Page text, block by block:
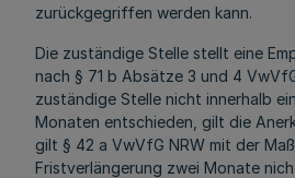
zurückgegriffen werden kann.
Die zuständige Stelle stellt eine
nach § 71 b Absätze 3 und 4
zuständige Stelle nicht innerhalb
Monaten entschieden, gilt die
gilt § 42 a VwVfG NRW mit der
Fristverlängerung zwei Monate